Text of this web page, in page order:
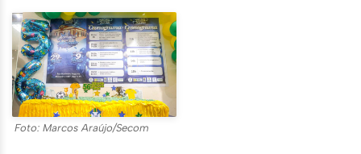
Foto: Marcos Araújo/Secom